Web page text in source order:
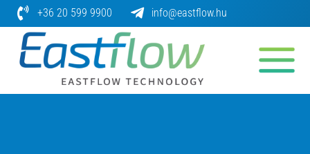
Skip
to
content
+36 20 599 9900 info@eastflow.hu